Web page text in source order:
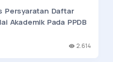
Persyaratan Daftar
Akademik Pada PPDB
2.614